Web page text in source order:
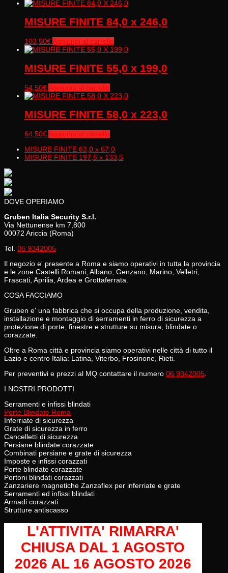
MISURE FINITE 84,0 x 246,0
103,50€ Aggiungi al carrello
MISURE FINITE 55,0 x 199,0
54,50€ Aggiungi al carrello
MISURE FINITE 58,0 x 223,0
64,50€ Aggiungi al carrello
MISURE FINITE 63,0 x 67,0
MISURE FINITE 197,5 x 133,5
DOVE OPERIAMO
Gruben Italia Security S.r.l.
Via Nettunense km 7,800
00072 Ariccia (Roma)
Tel. 06 9342005
Il negozio e' presente a Roma e siamo operativi in tutta la provincia
e le zone Castelli Romani, Albano, Genzano, Marino, Velletri,
Frascati, Aprilia, Ardea e Grottaferrata.
COSA FACCIAMO
Gruben e' una fabbrica che si occupa della produzione, vendita,
installazione e montaggio di serramenti in ferro di sicurezza a
protezione di porte, finestre e strutture su misura, blindate o
corazzate.
Oltre a Roma città e provincia siamo operativi nelle città di tutto il
Lazio e centro Italia: Latina, Viterbo, Frosinone, Rieti.
Per preventivi e prezzi al MQ contattare il numero 06 9342005
I NOSTRI PRODOTTI
Serramenti e infissi blindati
Porte Blindate Roma
Inferriate di sicurezza
Grate di sicurezza in ferro
Cancelletti di sicurezza
Persiane blindate corazzate
Combinati persiane e grate di sicurezza
Imposte e infissi corazzati
Porte blindate corazzate
Portoni blindati corazzati
Zanzariere magnetiche Zanzaflex per inferriate e grate
Serramenti ed infissi blindati
Armadi corazzati
Strutture antiscasso
L'ATTIVITA' RIMARRA'
CHIUSA DAL 1 AGOSTO
2026 AL 16 AGOSTO 2026